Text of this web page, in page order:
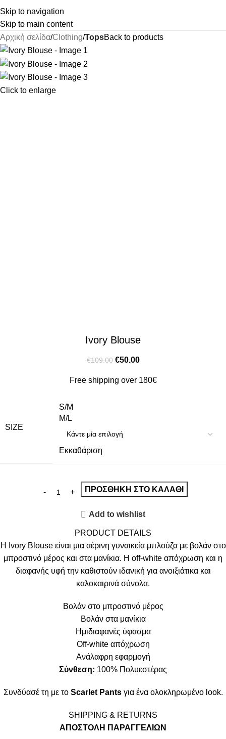
Skip to navigation
Skip to main content
Αρχική σελίδα Clothing TopsBack to products
Click to enlarge
Ivory Blouse
€109.00 €50.00
Free shipping over 180€
SIZE
S/M
M/L
Εκκαθάριση
ΠΡΟΣΘΉΚΗ ΣΤΟ ΚΑΛΆΘΙ
Add to wishlist
PRODUCT DETAILS
Η Ivory Blouse είναι μια αέρινη γυναικεία μπλούζα με βολάν στο
μπροστινό μέρος και στα μανίκια. Η off-white απόχρωση και η
διαφανής υφή την καθιστούν ιδανική για ανοιξιάτικα και
καλοκαιρινά σύνολα.
Βολάν στο μπροστινό μέρος
Βολάν στα μανίκια
Ημιδιαφανές ύφασμα
Off-white απόχρωση
Ανάλαφρη εφαρμογή
Σύνθεση: 100% Πολυεστέρας
Συνδύασέ τη με το Scarlet Pantsγια ένα ολοκληρωμένο look.
SHIPPING & RETURNS
ΑΠΟΣΤΟΛΗ ΠΑΡΑΓΓΕΛΙΩΝ